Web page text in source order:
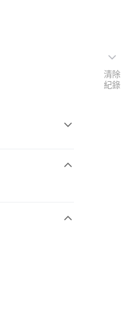
清除
紀錄